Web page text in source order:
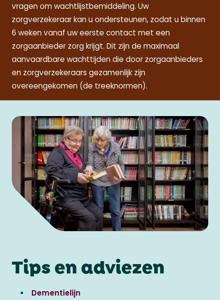
vragen om wachtlijstbemiddeling. Uw
zorgverzekeraar kan u ondersteunen, zodat u binnen
6 weken vanaf uw eerste contact met een
zorgaanbieder zorg krijgt. Dit zijn de maximaal
aanvaardbare wachttijden die door zorgaanbieders
en zorgverzekeraars gezamenlijk zijn
overeengekomen (de treeknormen).
Tips en adviezen
Dementielijn